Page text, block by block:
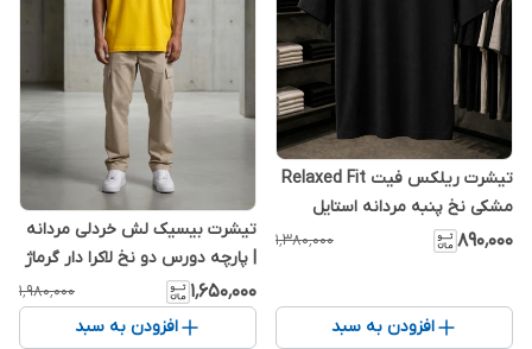
تیشرت ریلکس فیت Relaxed Fit
مشکی نخ پنبه مردانه استایل
شیک و با کلاس 2026 کد S%28
۸۹۰٬۰۰۰ ۱٬۳۸۰٬۰۰۰
افزودن به سبد
تیشرت بیسیک لش خردلی مردانه
| پارچه دورس دو نخ لاکرا دار گرماژ
بالا
۱٬۶۵۰٬۰۰۰ ۱٬۹۸۰٬۰۰۰
افزودن به سبد